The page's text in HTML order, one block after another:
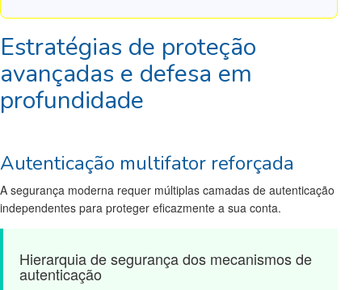
Estratégias de proteção
avançadas e defesa em
profundidade
Autenticação multifator reforçada
A segurança moderna requer múltiplas camadas de autenticação
independentes para proteger eficazmente a sua conta.
Hierarquia de segurança dos mecanismos de
autenticação